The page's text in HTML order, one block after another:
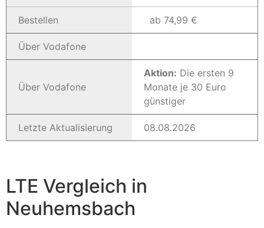
Bestellen ab 74,99 €
Über Vodafone
Über Vodafone
Aktion: Die ersten 9
Monate je 30 Euro
günstiger
Letzte Aktualisierung 08.08.2026
LTE Vergleich in
Neuhemsbach